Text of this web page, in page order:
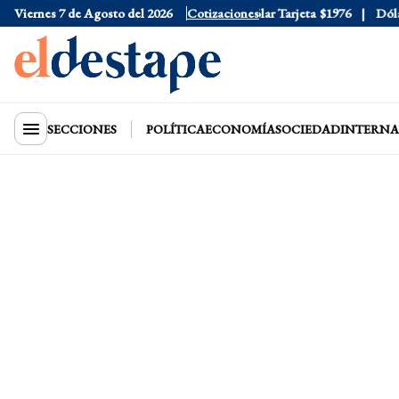
Viernes 7 de Agosto del 2026 Cotizaciones
Dólar Oficial $1520 Dólar Tarjeta $1976 Dólar
SECCIONES POLÍTICAECONOMÍASOCIEDAD